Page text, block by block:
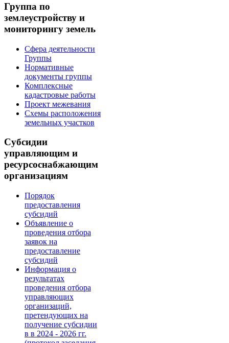
Группа по
землеустройству и
мониторингу земель
Сфера деятельности
Группы
Нормативные
документы группы
Комплексные
кадастровые работы
Проект межевания
Схемы расположения
земельных участков
Субсидии
управляющим и
ресурсоснабжающим
организациям
Порядок
предоставления
субсидий
Объявление о
проведения отбора
заявок на
предоставление
субсидий
Информация о
результатах
проведения отбора
управляющих
организаций,
претендующих на
получение субсидии
в в 2024 - 2026 гг.